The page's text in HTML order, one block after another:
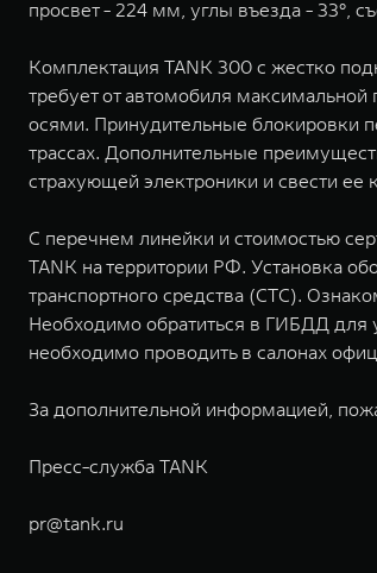
просвет - 224 мм, углы въезда - 33°,
Комплектация TANK 300 с жестко
требует от автомобиля
осями. Принудительные блокировки
трассах. Дополнительные
страхующей электроники и свести ее
С перечнем линейки и стоимостью
TANK на территории РФ. Установка
транспортного средства (СТС).
Необходимо обратиться в ГИБДД для
необходимо проводить в салонах
За дополнительной информацией,
Пресс-служба TANK
pr@tank.ru